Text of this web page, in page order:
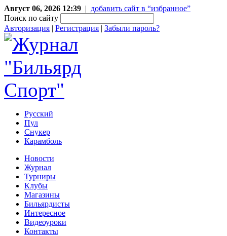
Август 06, 2026 12:39 | добавить сайт в “избранное”
Поиск по сайту
Авторизация | Регистрация | Забыли пароль?
Русский
Пул
Снукер
Карамболь
Новости
Журнал
Турниры
Клубы
Магазины
Бильярдисты
Интересное
Видеоуроки
Контакты